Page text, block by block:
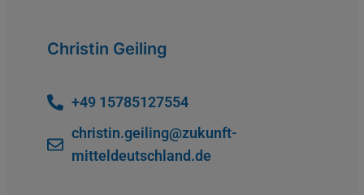
Christin Geiling
+49 15785127554
christin.geiling@zukunft-
mitteldeutschland.de